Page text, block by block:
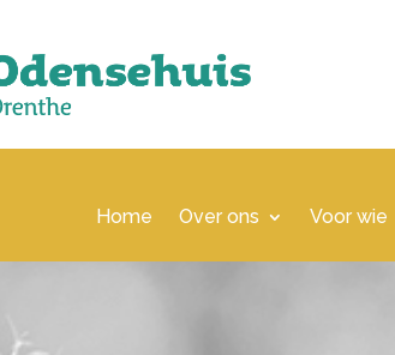
Home Over ons Voor wie